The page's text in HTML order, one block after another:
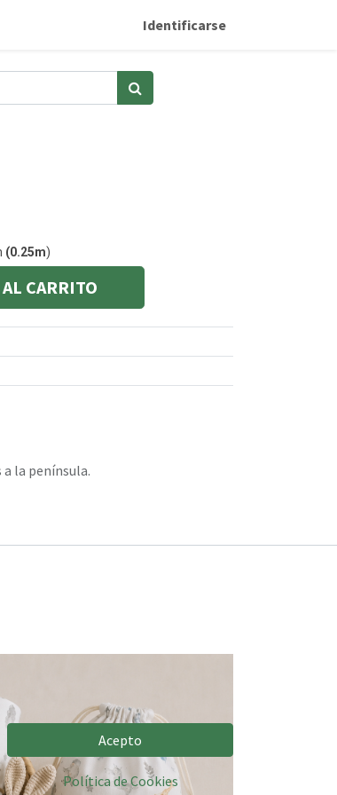
Identificarse
(0.25m)
CARRITO
la península.
Acepto
Política de Cookies